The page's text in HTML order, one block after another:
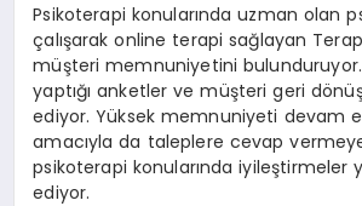
Psikoterapi konularında uzman olan
çalışarak online terapi sağlayan
müşteri memnuniyetini
yaptığı anketler ve müşteri geri
ediyor. Yüksek memnuniyeti devam
amacıyla da taleplere cevap
psikoterapi konularında iyileştirmeler
ediyor.